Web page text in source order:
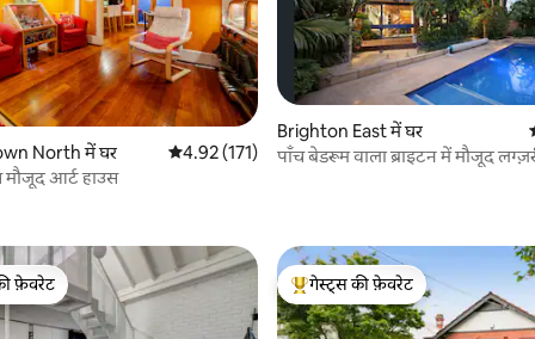
North में घर औसत रेटिंग 5 में से 4.92, 171 समीक्षाएँ
4.92 (171)
मौजूद आर्ट हाउस
Brighton East में घर
पाँच बेडरूम वाला ब्राइटन में मौजूद लग्ज़री
फ़ेवरेट
फ़ेवरेट
गेस्ट्स का टॉप फ़ेवरेट
गेस्ट्स की फ़ेवरेट